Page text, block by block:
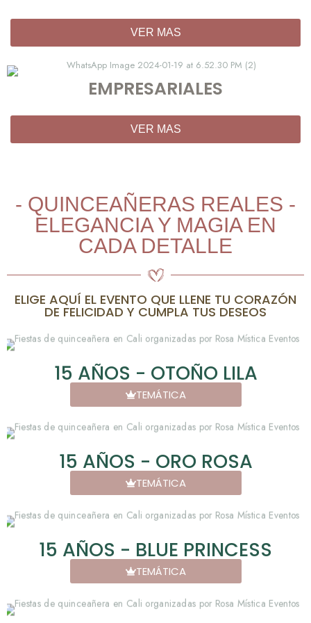
VER MAS
EMPRESARIALES
VER MAS
- QUINCEAÑERAS REALES -
ELEGANCIA Y MAGIA EN
CADA DETALLE
ELIGE AQUÍ EL EVENTO QUE LLENE TU CORAZÓN
DE FELICIDAD Y CUMPLA TUS DESEOS
15 AÑOS - OTOÑO LILA
TEMÁTICA
15 AÑOS - ORO ROSA
TEMÁTICA
15 AÑOS - BLUE PRINCESS
TEMÁTICA